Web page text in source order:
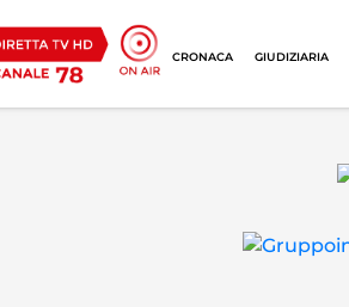
CRONACA GIUDIZIARIA